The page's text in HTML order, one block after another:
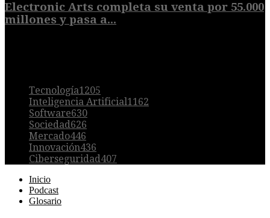
Electronic Arts completa su venta por 55.000
millones y pasa a...
Tecnología1205
Inteligencia Artificial1162
Software630
Sociedad626
Mercado446
Innovación436
Ciberseguridad407
Inicio
Podcast
Glosario